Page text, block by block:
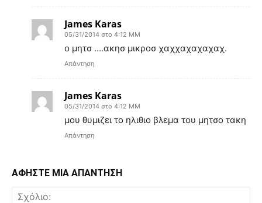
James Karas
05/31/2014 στο 4:12 ΜΜ
o μητσ ….ακησ μικροσ χαχχαχαχαχαχ.
Απάντηση
James Karas
05/31/2014 στο 4:12 ΜΜ
μου θυμιζει το ηλιθιο βλεμα του μητσο τακη
Απάντηση
ΑΦΗΣΤΕ ΜΙΑ ΑΠΑΝΤΗΣΗ